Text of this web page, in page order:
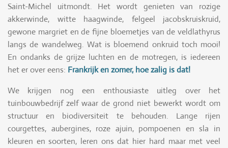
Saint-Michel uitmondt. Het wordt genieten van rozige
akkerwinde, witte haagwinde, felgeel jacobskruiskruid,
gewone margriet en de fijne bloemetjes van de veldlathyrus
langs de wandelweg. Wat is bloemend onkruid toch mooi!
En ondanks de grijze luchten en de motregen, is iedereen
het er over eens: Frankrijk en zomer, hoe zalig is dat!
We krijgen nog een enthousiaste uitleg over het
tuinbouwbedrijf zelf waar de grond niet bewerkt wordt om
structuur en biodiversiteit te behouden. Lange rijen
courgettes, aubergines, roze ajuin, pompoenen en sla in
kleuren en soorten, leren ons dat hier hard maar met veel